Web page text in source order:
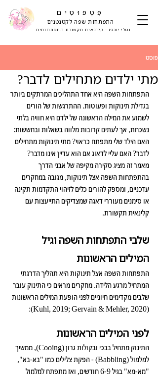
פִּטְפּוּטִים
התפתחות שפה לקטנטנים
נטלי יוכפז - קלינאית תקשורת התפתחותית
פוסט
מתי ילדים מתחילים לדבר?
התפתחות השפה היא אחד התהליכים המרתקים ביותר
בגדילת תינוקות ופעוטות. ההתרגשות של הורים
לשמוע את המילה הראשונה של ילדם היא חוויה בלתי
נשכחת, אך לעתים קרובות מלווה בשאלות ובחששות:
האם הילד שלי מתפתח כראוי? מתי תינוקות מתחילים
לדבר? האם עליי לדאוג אם הוא עדיין אינו מדבר?
מאמר זה מציג סקירה מקיפה של אבני הדרך
בהתפתחות השפה אצל תינוקות, מגובה במחקרים
עדכניים, ומספק להורים כלים לזיהוי התקדמות תקינה
או סימנים מעוררי דאגה שמצדיקים התייעצות עם
קלינאית תקשורת.
שלבי התפתחות השפה וגיל
המילים הראשונות
התפתחות השפה אצל תינוקות היא תהליך הדרגתי
המתחיל מרגע הלידה. מחקרים מראים כי התינוק עובר
שלבים מקדימים חיוניים לפני הופעת המילים הראשונות
(Kuhl, 2019; Gervain & Mehler, 2020):
לפני המילים הראשונות
התינוק מתחיל בבכי ובקולות גרון (Cooing), ממשיך
למלמול (Babbling) - הפקת צלילים כמו "בא-בא",
"מא-מא" בגיל 6-9 חודשים, ואז מתפתח למלמול